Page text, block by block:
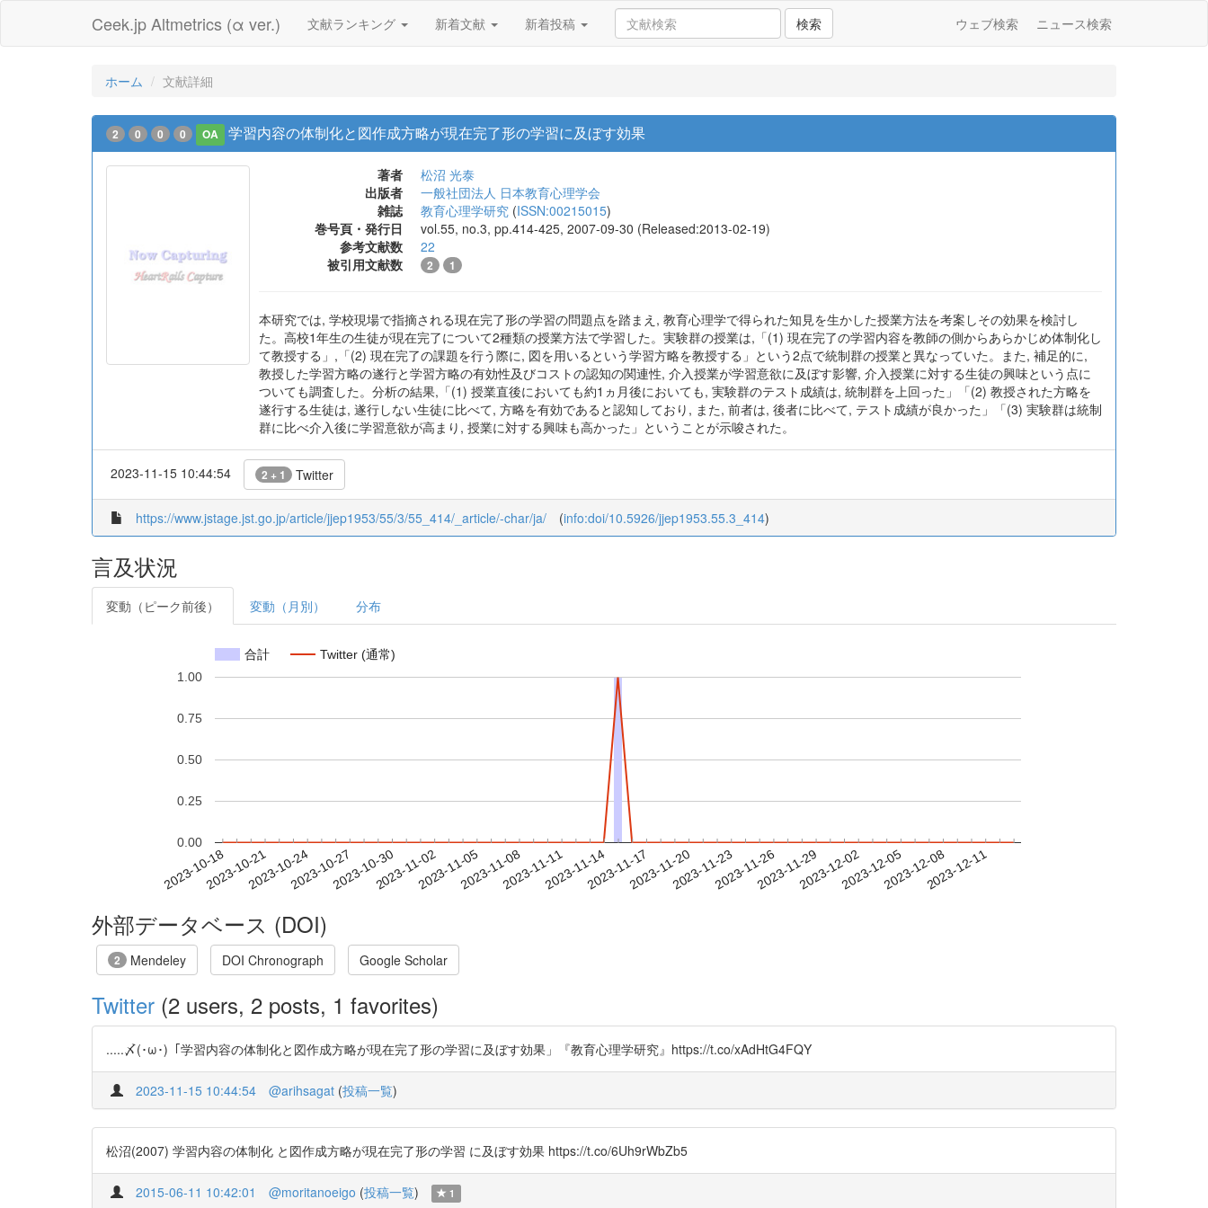
Ceek.jp Altmetrics (α ver.) 文献ランキング 新着文献 新着投稿 検索 ウェブ検索 ニュース検索
ホーム 文献詳細
2 0 0 0 OA 学習内容の体制化と図作成方略が現在完了形の学習に及ぼす効果
著者
松沼 光泰
出版者
一般社団法人 日本教育心理学会
雑誌
教育心理学研究 (ISSN:00215015)
巻号頁・発行日
vol.55, no.3, pp.414-425, 2007-09-30 (Released:2013-02-19)
参考文献数
22
被引用文献数
2 1
本研究では, 学校現場で指摘される現在完了形の学習の問題点を踏まえ, 教育心理学で得られた知見を生かした授業方法を考案しその効果を検討し
た。高校1年生の生徒が現在完了について2種類の授業方法で学習した。実験群の授業は,「(1) 現在完了の学習内容を教師の側からあらかじめ体制化し
て教授する」,「(2) 現在完了の課題を行う際に, 図を用いるという学習方略を教授する」という2点で統制群の授業と異なっていた。また, 補足的に,
教授した学習方略の遂行と学習方略の有効性及びコストの認知の関連性, 介入授業が学習意欲に及ぼす影響, 介入授業に対する生徒の興味という点に
ついても調査した。分析の結果,「(1) 授業直後においても約1ヵ月後においても, 実験群のテスト成績は, 統制群を上回った」「(2) 教授された方略を
遂行する生徒は, 遂行しない生徒に比べて, 方略を有効であると認知しており, また, 前者は, 後者に比べて, テスト成績が良かった」「(3) 実験群は統制
群に比べ介入後に学習意欲が高まり, 授業に対する興味も高かった」ということが示唆された。
2023-11-15 10:44:54 2 + 1 Twitter
https://www.jstage.jst.go.jp/article/jjep1953/55/3/55_414/_article/-char/ja/ (info:doi/10.5926/jjep1953.55.3_414)
言及状況
変動（ピーク前後） 変動（月別） 分布
合計 Twitter (通常)
2023-10-182023-10-212023-10-242023-10-272023-10-302023-11-022023-11-052023-11-082023-11-112023-11-142023-11-172023-11-202023-11-232023-11-262023-11-292023-12-022023-12-052023-12-082023-12-11
0.00
0.25
0.50
0.75
1.00
外部データベース (DOI)
2 Mendeley DOI Chronograph Google Scholar
Twitter (2 users, 2 posts, 1 favorites)
.....〆(･ω･)「学習内容の体制化と図作成方略が現在完了形の学習に及ぼす効果」『教育心理学研究』https://t.co/xAdHtG4FQY
2023-11-15 10:44:54 @arihsagat (投稿一覧)
松沼(2007) 学習内容の体制化 と図作成方略が現在完了形の学習 に及ぼす効果 https://t.co/6Uh9rWbZb5
2015-06-11 10:42:01 @moritanoeigo (投稿一覧) 1